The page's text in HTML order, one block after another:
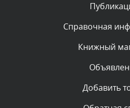
Комментарий
Текст комментария будет
администратором.
Комментарий
Текст комментария будет
администратором.
Справочная
Книжный
Добавить